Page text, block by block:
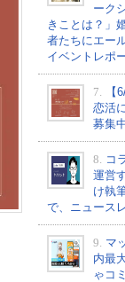
ーク
きことは？」
者たちにエー
イベントレポ
7.
【
恋活
募集
8.
コ
運営
け執
で、ニュース
9. マ
内最
ゃコ